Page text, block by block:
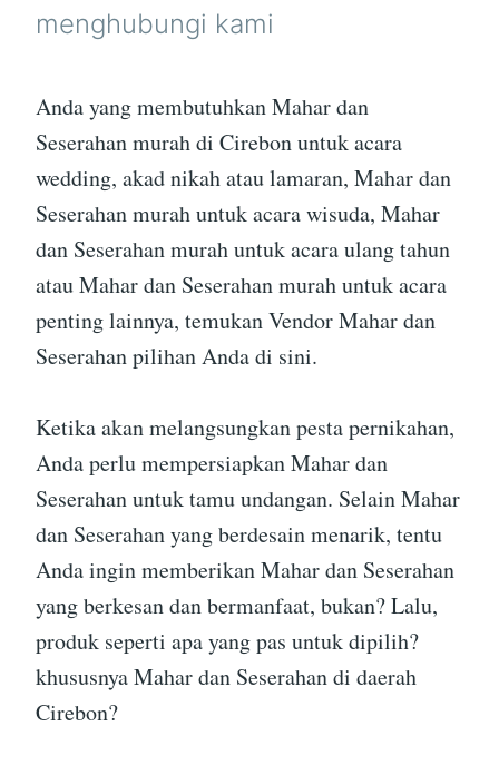
menghubungi kami
Anda yang membutuhkan Mahar dan
Seserahan murah di Cirebon untuk acara
wedding, akad nikah atau lamaran, Mahar dan
Seserahan murah untuk acara wisuda, Mahar
dan Seserahan murah untuk acara ulang tahun
atau Mahar dan Seserahan murah untuk acara
penting lainnya, temukan Vendor Mahar dan
Seserahan pilihan Anda di sini.
Ketika akan melangsungkan pesta pernikahan,
Anda perlu mempersiapkan Mahar dan
Seserahan untuk tamu undangan. Selain Mahar
dan Seserahan yang berdesain menarik, tentu
Anda ingin memberikan Mahar dan Seserahan
yang berkesan dan bermanfaat, bukan? Lalu,
produk seperti apa yang pas untuk dipilih?
khususnya Mahar dan Seserahan di daerah
Cirebon?